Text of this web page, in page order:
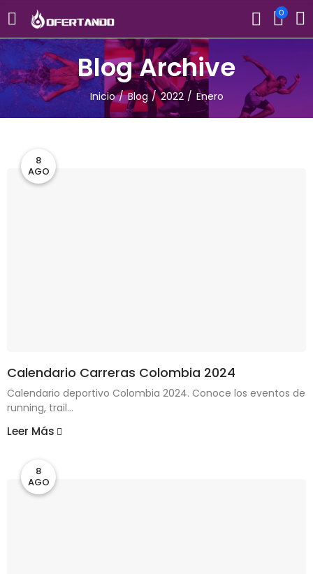
0
Blog Archive
Inicio Blog 2022 Enero
8
AGO
Calendario Carreras Colombia 2024
Calendario deportivo Colombia 2024. Conoce los eventos de
running, trail...
Leer Más
8
AGO